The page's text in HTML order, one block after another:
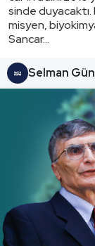
sin­de
mis­yen,
San­car…
Selman